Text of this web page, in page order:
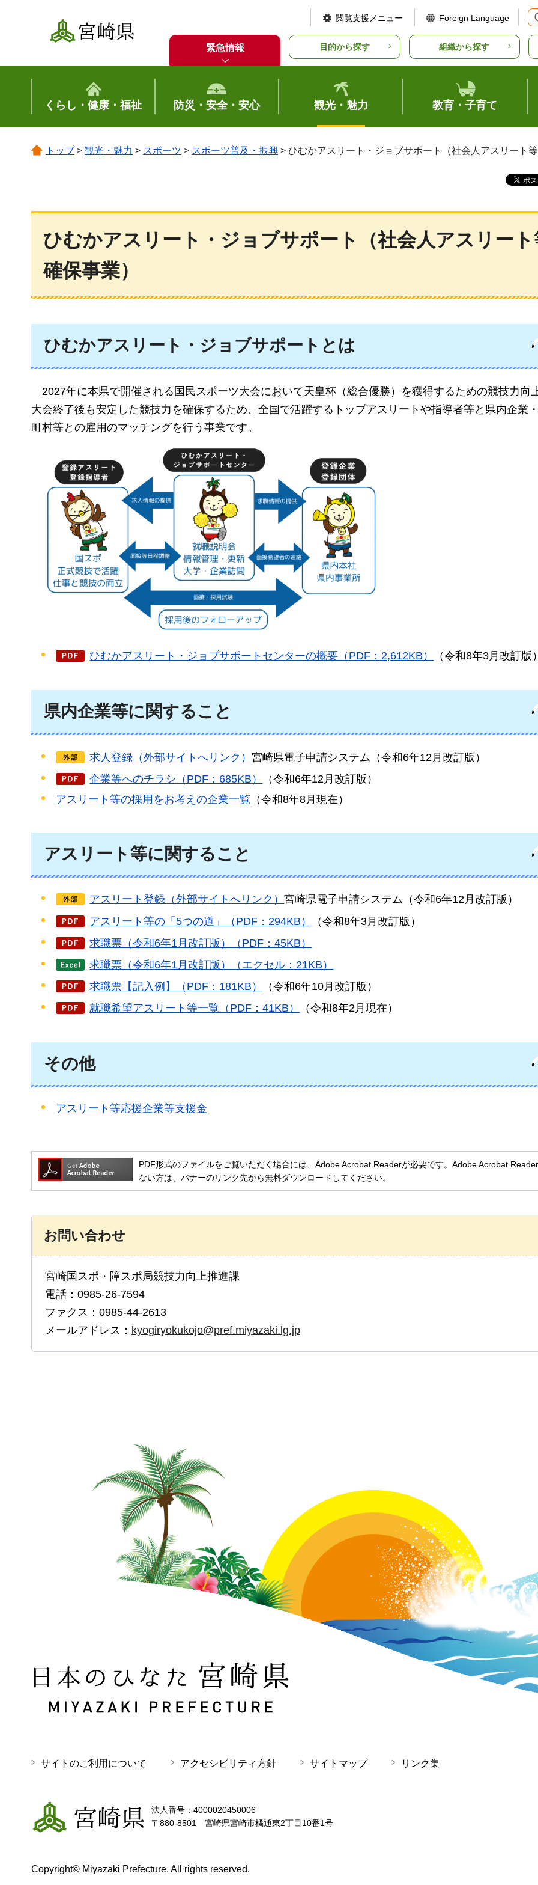
宮崎県
閲覧支援メニュー Foreign Language
緊急情報 目的から探す 組織から探す
くらし・健康・福祉 防災・安全・安心 観光・魅力 教育・子育て
トップ> 観光・魅力 > スポーツ > スポーツ普及・振興 > ひむかアスリート・ジョブサポート（社会人アスリート
ひむかアスリート・ジョブサポート（社会人アスリート
確保事業）
ひむかアスリート・ジョブサポートとは
2027年に本県で開催される国民スポーツ大会において天皇杯（総合優勝）を獲得するための競技力向
大会終了後も安定した競技力を確保するため、全国で活躍するトップアスリートや指導者等と県内企業
町村等との雇用のマッチングを行う事業です。
ひむかアスリート・ジョブサポートセンターの概要（PDF：2,612KB） （令和8年3月改訂版
県内企業等に関すること
求人登録（外部サイトへリンク）宮崎県電子申請システム（令和6年12月改訂版）
企業等へのチラシ（PDF：685KB）
（令和6年12月改訂版）
アスリート等の採用をお考えの企業一覧 （令和8年8月現在）
アスリート等に関すること
アスリート登録（外部サイトへリンク）宮崎県電子申請システム（令和6年12月改訂版）
アスリート等の「5つの道」（PDF：294KB）
（令和8年3月改訂版）
求職票（令和6年1月改訂版）（PDF：45KB）
求職票（令和6年1月改訂版）（エクセル：21KB）
求職票【記入例】（PDF：181KB）
（令和6年10月改訂版）
就職希望アスリート等一覧（PDF：41KB）
（令和8年2月現在）
その他
アスリート等応援企業等支援金
PDF形式のファイルをご覧いただく場合には、Adobe Acrobat Readerが必要です。Adobe Acrobat
ない方は、バナーのリンク先から無料ダウンロードしてください。
お問い合わせ
宮崎国スポ・障スポ局競技力向上推進課
電話：0985-26-7594
ファクス：0985-44-2613
メールアドレス： kyogiryokukojo@pref.miyazaki.lg.jp
日本のひなた 宮崎県 MIYAZAKI PREFECTURE
サイトのご利用について アクセシビリティ方針 サイトマップ リンク集
宮崎県
法人番号：4000020450006
〒880-8501 宮崎県宮崎市橘通東2丁目10番1号
Copyright© Miyazaki Prefecture. All rights reserved.